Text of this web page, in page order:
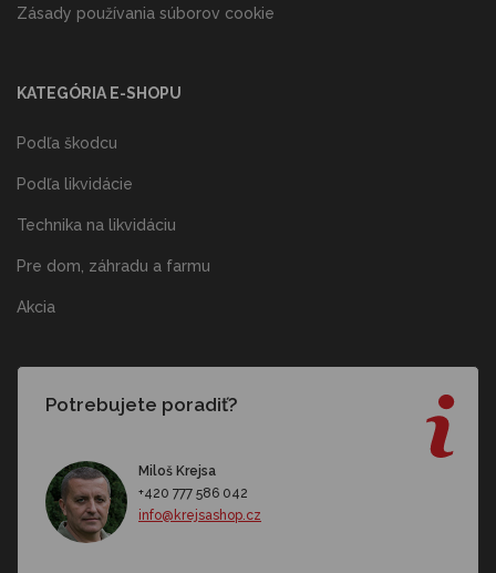
Zásady používania súborov cookie
KATEGÓRIA E-SHOPU
Podľa škodcu
Podľa likvidácie
Technika na likvidáciu
Pre dom, záhradu a farmu
Akcia
Potrebujete poradiť?
Miloš Krejsa
+420 777 586 042
info@krejsashop.cz